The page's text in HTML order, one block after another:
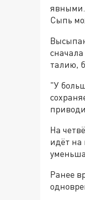
явными.
Сыпь
талию,
"У
На
идёт на
Ранее